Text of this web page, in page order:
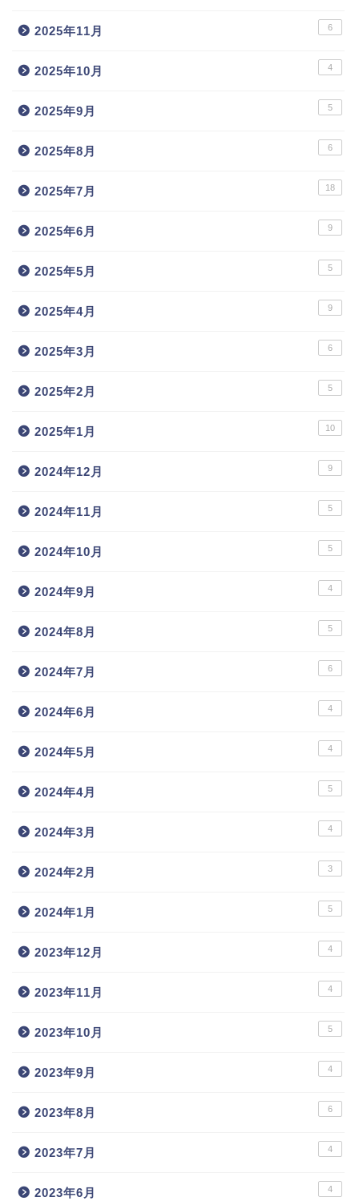
2025年11月 6
2025年10月 4
2025年9月 5
2025年8月 6
2025年7月 18
2025年6月 9
2025年5月 5
2025年4月 9
2025年3月 6
2025年2月 5
2025年1月 10
2024年12月 9
2024年11月 5
2024年10月 5
2024年9月 4
2024年8月 5
2024年7月 6
2024年6月 4
2024年5月 4
2024年4月 5
2024年3月 4
2024年2月 3
2024年1月 5
2023年12月 4
2023年11月 4
2023年10月 5
2023年9月 4
2023年8月 6
2023年7月 4
2023年6月 4